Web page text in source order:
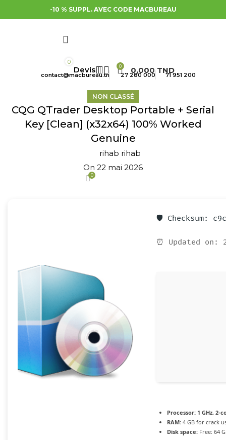
-10 % SUPPL. AVEC CODE MACBUREAU
0
0 0,000TND
contact@macbureau.tn 27 280 000 71 951 200
NON CLASSÉ
CQG QTrader Desktop Portable + Serial
Key [Clean] (x32x64) 100% Worked
Genuine
rihab rihab
On 22 mai 2026
0
🛡️ Checksum:
⏰ Updated on:
Processor: 1 GHz, 2-
RAM: 4 GB for crack
Disk space: Free: 64